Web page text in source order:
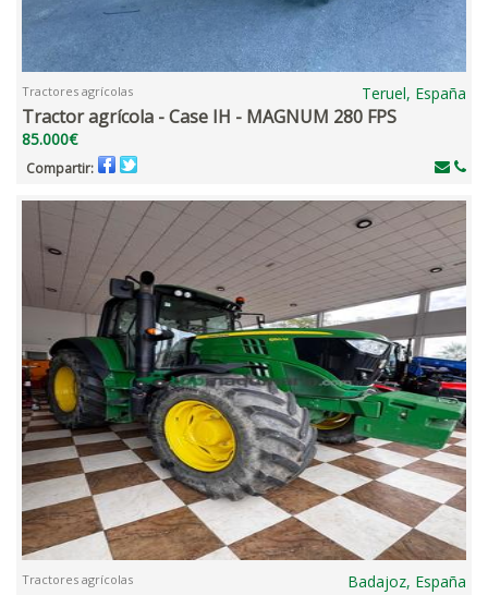
Tractores agrícolas Teruel, España
Tractor agrícola - Case IH - MAGNUM 280 FPS
85.000€
Compartir:
Tractores agrícolas Badajoz, España